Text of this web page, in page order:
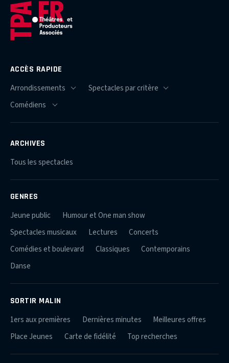
ACCÈS RAPIDE
ARCHIVES
Tous les spectacles
GENRES
Jeune public
Humour et One man show
Spectacles musicaux
Lectures
Concerts
Comédies et boulevard
Classiques
Contemporains
Danse
SORTIR MALIN
1ers aux premières Dernières minutes
Meilleures offres
Place Jeunes
Carte de fidélité Top recherches